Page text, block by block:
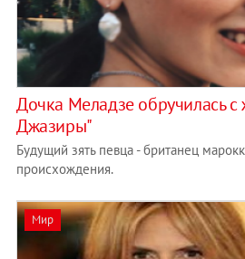
Дочка Меладзе обручилась с
Джазиры"
Будущий зять певца - британец
происхождения.
Мир